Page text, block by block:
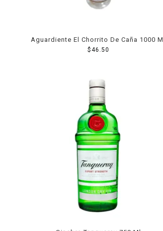
Aguardiente El Chorrito De Caña 1000 Ml
$46.50